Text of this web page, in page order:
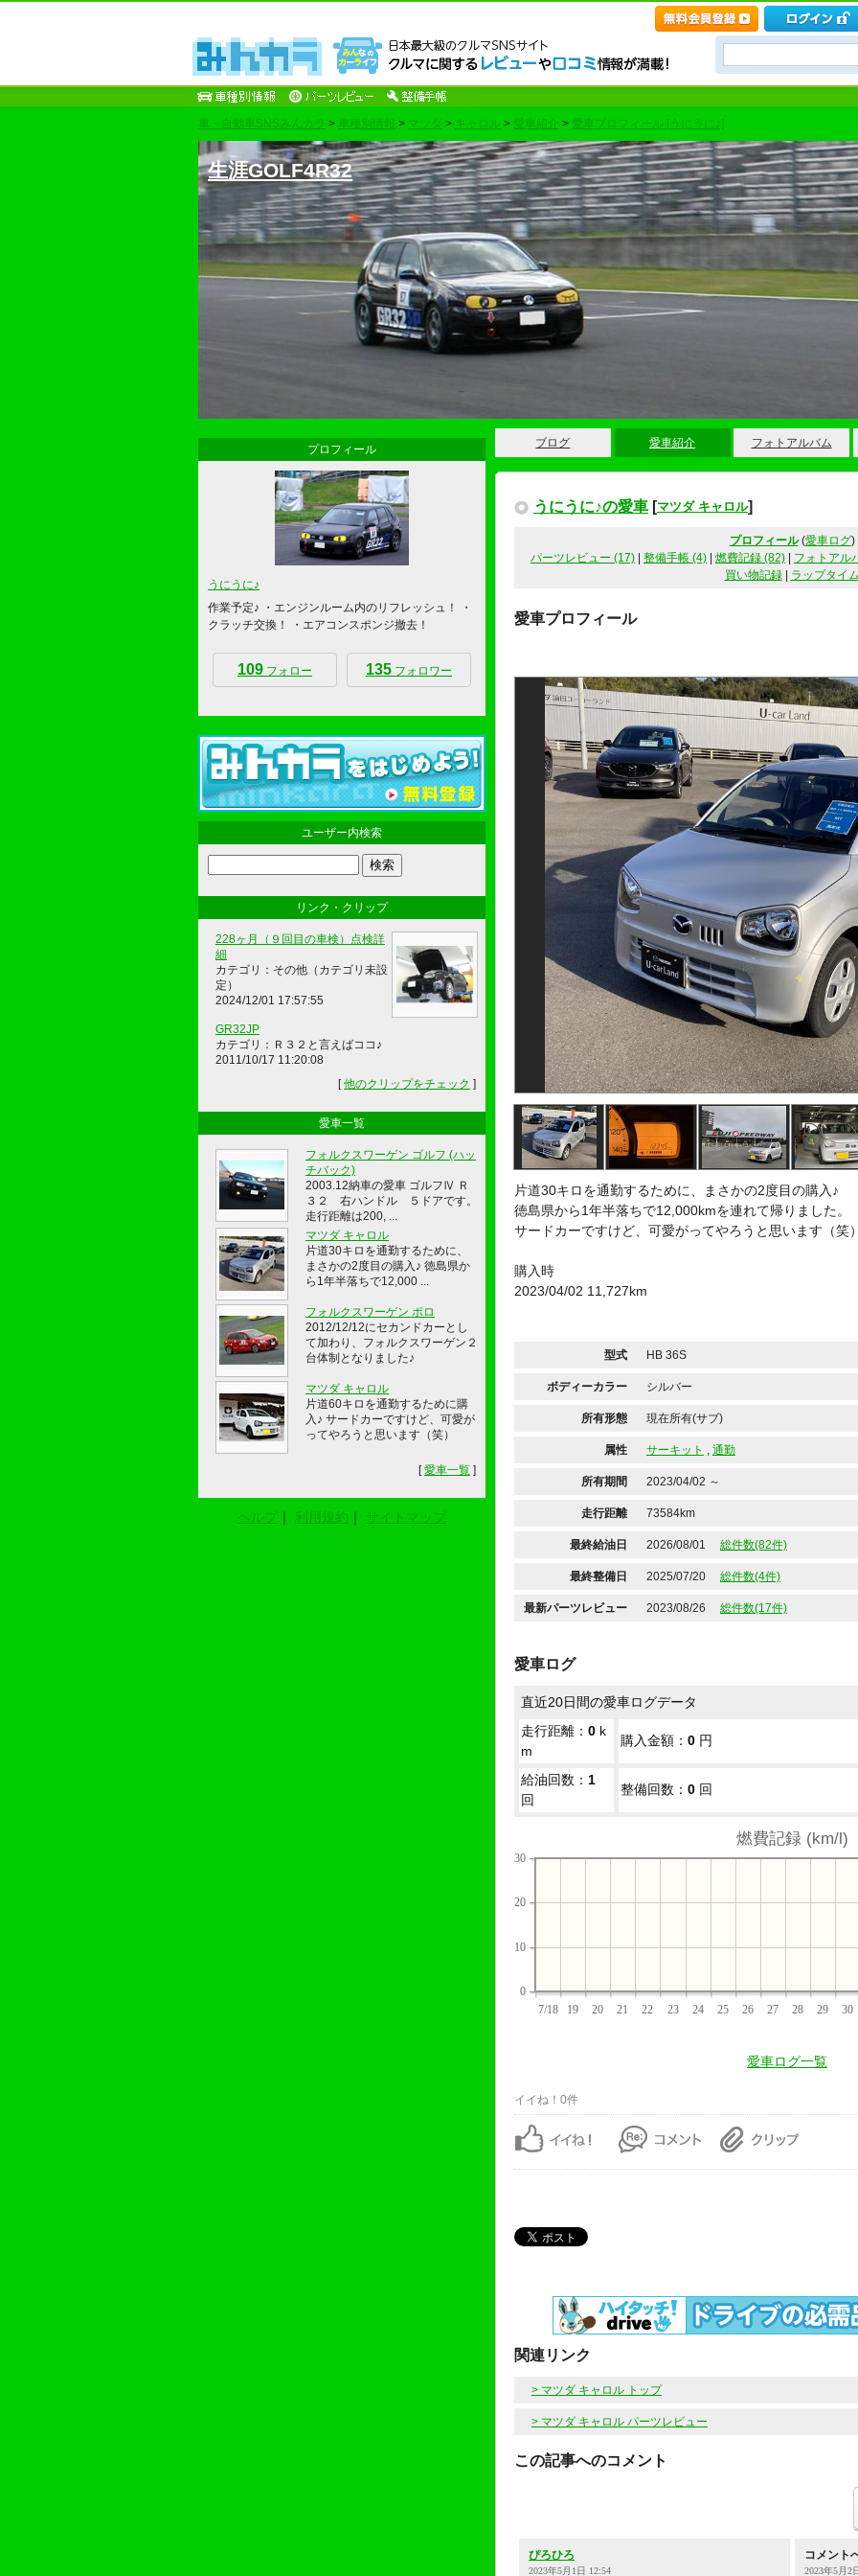
車・自動車SNSみんカラ > 車種別情報 > マツダ > キャロル > 愛車紹介 > 愛車プロフィール [うにうに♪]
生涯GOLF4R32
ブログ 愛車紹介 フォトアルバム
うにうに♪の愛車 [マツダ キャロル]
プロフィール(愛車ログ)
パーツレビュー (17)
整備手帳 (4) 燃費記録 (82)
フォトアル
買い物記録| ラップタイ
愛車プロフィール
片道30キロを通勤するために、まさかの2度目の購入♪
徳島県から1年半落ちで12,000kmを連れて帰りました。
サードカーですけど、可愛がってやろうと思います（笑
購入時
2023/04/02 11,727km
型式 HB 36S
ボディーカラー シルバー
所有形態 現在所有(サブ)
属性 サーキット , 通勤
所有期間 2023/04/02 ～
走行距離 73584km
最終給油日 2026/08/01 総件数(82件)
最終整備日 2025/07/20 総件数(4件)
最新パーツレビュー 2023/08/26 総件数(17件)
愛車ログ
直近20日間の愛車ログデータ
走行距離： 0 k
m
購入金額： 0 円
給油回数： 1
回
整備回数： 0 回
燃費記録 (km/l)
7/18 19 20 21 22 23 24 25 26 27 28 29 30
0
10
20
30
愛車ログ一覧
イイね！0件
関連リンク
> マツダ キャロル トップ
> マツダ キャロル パーツレビュー
この記事へのコメント
ぴろひろ
2023年5月1日 12:54
コメント
2023年5月2
プロフィール
うにうに♪
作業予定♪ ・エンジンルーム内のリフレッシュ！ ・
クラッチ交換！ ・エアコンスポンジ撤去！
109 フォロー 135 フォロワー
ユーザー内検索
リンク・クリップ
228ヶ月（９回目の車検）点検詳
細
カテゴリ：その他（カテゴリ未設
定）
2024/12/01 17:57:55
GR32JP
カテゴリ：Ｒ３２と言えばココ♪
2011/10/17 11:20:08
[他のクリップをチェック ]
愛車一覧
フォルクスワーゲン ゴルフ (ハッ
チバック)
2003.12納車の愛車 ゴルフⅣ Ｒ
３２ 右ハンドル ５ドアです。
走行距離は200, ...
マツダ キャロル
片道30キロを通勤するために、
まさかの2度目の購入♪ 徳島県か
ら1年半落ちで12,000 ...
フォルクスワーゲン ポロ
2012/12/12にセカンドカーとし
て加わり、フォルクスワーゲン２
台体制となりました♪
マツダ キャロル
片道60キロを通勤するために購
入♪ サードカーですけど、可愛が
ってやろうと思います（笑）
[愛車一覧 ]
ヘルプ ｜ 利用規約 ｜ サイトマップ